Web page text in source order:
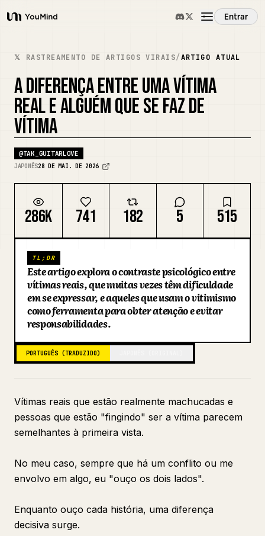
YouMind
Entrar
Visão Geral
Casos de Uso
Habilidades
Prompts
Preços
Blog
Atualizações
𝕏 RASTREAMENTO DE ARTIGOS VIRAIS/ARTIGO ATUAL
A DIFERENÇA ENTRE UMA VÍTIMA
REAL E ALGUÉM QUE SE FAZ DE
VÍTIMA
@TAK_GUITARLOVE
JAPONÊS28 DE MAI. DE 2026
286K 741 182 5 515
TL;DR
Este artigo explora o contraste psicológico entre
vítimas reais, que muitas vezes têm dificuldade
em se expressar, e aqueles que usam o vitimismo
como ferramenta para obter atenção e evitar
responsabilidades.
PORTUGUÊS (TRADUZIDO)
Vítimas reais que estão realmente machucadas e
pessoas que estão "fingindo" ser a vítima parecem
semelhantes à primeira vista.
No meu caso, sempre que há um conflito ou me
envolvo em algo, eu "ouço os dois lados".
Enquanto ouço cada história, uma diferença
decisiva surge.